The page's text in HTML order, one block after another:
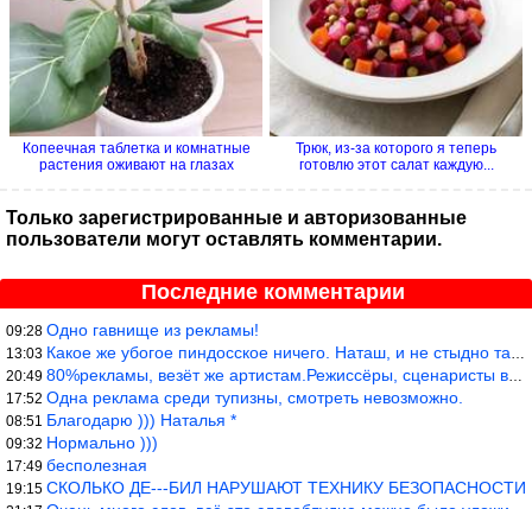
Копеечная таблетка и комнатные
растения оживают на глазах
Трюк, из-за которого я теперь
готовлю этот салат каждую...
Только зарегистрированные и авторизованные
пользователи могут оставлять комментарии.
Последние комментарии
09:28 Одно гавнище из рекламы!
13:03 Какое же убогое пиндосское ничего. Наташ, и не стыдно такую фигн
20:49 80%рекламы, везёт же артистам.Режиссёры, сценаристы вы где или к
17:52 Одна реклама среди тупизны, смотреть невозможно.
08:51 Благодарю ))) Наталья *
09:32 Нормально )))
17:49 бесполезная
19:15 СКОЛЬКО ДЕ---БИЛ НАРУШАЮТ ТЕХНИКУ БЕЗОПАСНОСТИ